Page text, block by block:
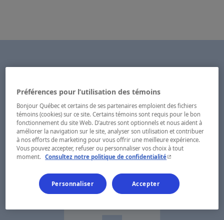
Préférences pour l’utilisation des témoins
Bonjour Québec et certains de ses partenaires emploient des fichiers
témoins (cookies) sur ce site. Certains témoins sont requis pour le bon
fonctionnement du site Web. D’autres sont optionnels et nous aident à
améliorer la navigation sur le site, analyser son utilisation et contribuer
à nos efforts de marketing pour vous offrir une meilleure expérience.
Vous pouvez accepter, refuser ou personnaliser vos choix à tout
moment.
Consultez notre politique de confidentialité- Cet hyperlien
Personnaliser Accepter